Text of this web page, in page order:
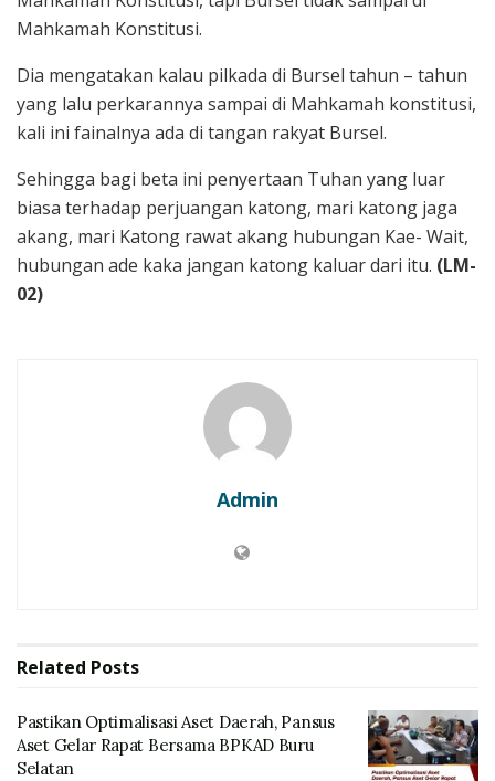
Mahkamah Konstitusi.
Dia mengatakan kalau pilkada di Bursel tahun – tahun
yang lalu perkarannya sampai di Mahkamah konstitusi,
kali ini fainalnya ada di tangan rakyat Bursel.
Sehingga bagi beta ini penyertaan Tuhan yang luar
biasa terhadap perjuangan katong, mari katong jaga
akang, mari Katong rawat akang hubungan Kae- Wait,
hubungan ade kaka jangan katong kaluar dari itu. (LM-
02)
Admin
Related Posts
Pastikan Optimalisasi Aset Daerah, Pansus
Aset Gelar Rapat Bersama BPKAD Buru
Selatan